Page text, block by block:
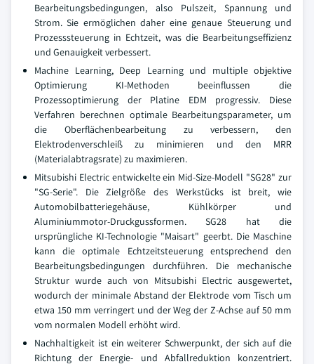
Bearbeitungsbedingungen, also Pulszeit, Spannung und
Strom. Sie ermöglichen daher eine genaue Steuerung und
Prozesssteuerung in Echtzeit, was die Bearbeitungseffizienz
und Genauigkeit verbessert.
Machine Learning, Deep Learning und multiple objektive
Optimierung KI-Methoden beeinflussen die
Prozessoptimierung der Platine EDM progressiv. Diese
Verfahren berechnen optimale Bearbeitungsparameter, um
die Oberflächenbearbeitung zu verbessern, den
Elektrodenverschleiß zu minimieren und den MRR
(Materialabtragsrate) zu maximieren.
Mitsubishi Electric entwickelte ein Mid-Size-Modell "SG28" zur
"SG-Serie". Die Zielgröße des Werkstücks ist breit, wie
Automobilbatteriegehäuse, Kühlkörper und
Aluminiummotor-Druckgussformen. SG28 hat die
ursprüngliche KI-Technologie "Maisart" geerbt. Die Maschine
kann die optimale Echtzeitsteuerung entsprechend den
Bearbeitungsbedingungen durchführen. Die mechanische
Struktur wurde auch von Mitsubishi Electric ausgewertet,
wodurch der minimale Abstand der Elektrode vom Tisch um
etwa 150 mm verringert und der Weg der Z-Achse auf 50 mm
vom normalen Modell erhöht wird.
Nachhaltigkeit ist ein weiterer Schwerpunkt, der sich auf die
Richtung der Energie- und Abfallreduktion konzentriert.